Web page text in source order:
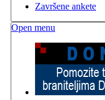
Završene ankete
Open menu